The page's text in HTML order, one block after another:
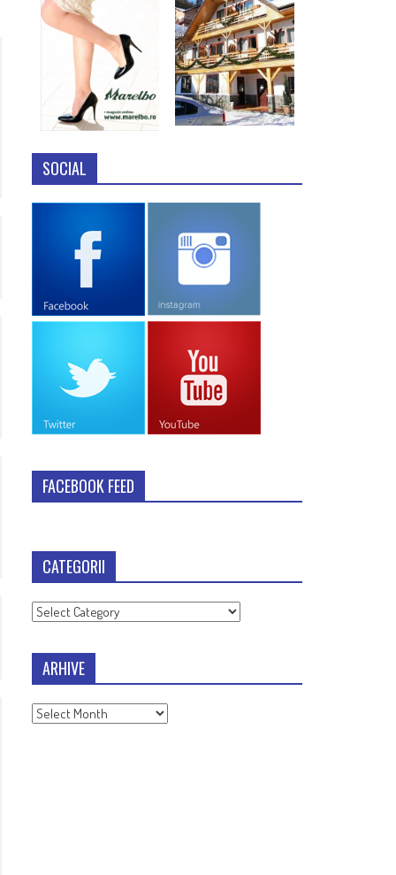
SOCIAL
FACEBOOK FEED
CATEGORII
Categorii
ARHIVE
Arhive